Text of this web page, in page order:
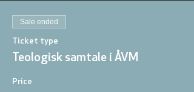
Sale ended
Ticket type
Teologisk samtale i ÅVM
Price